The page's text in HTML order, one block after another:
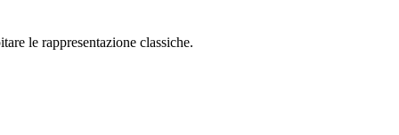
le rappresentazione classiche.